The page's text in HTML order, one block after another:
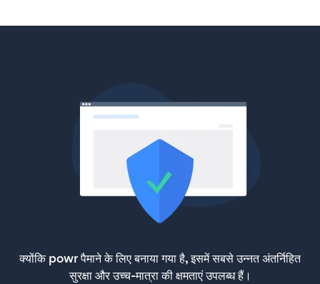
क्योंकि powr पैमाने के लिए बनाया गया है, इसमें सबसे उन्नत अंतर्निहित
सुरक्षा और उच्च-मात्रा की क्षमताएं उपलब्ध हैं।